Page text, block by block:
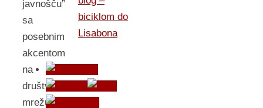
javnošču”
sa
posebnim
akcentom
na
društvenu
mrežu
biciklom do
Lisabona